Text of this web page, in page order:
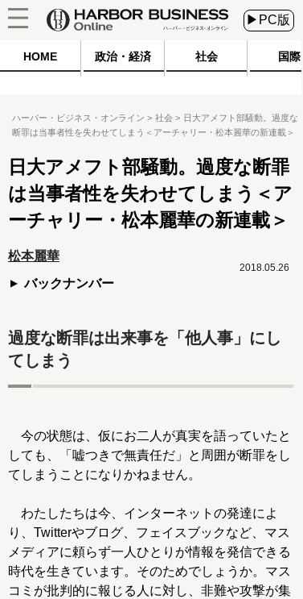
▶PC版
HOME 政治・経済 社会 国際
ハーバー・ビジネス・オンライン 社会
日大アメフト部騒動。過度な
断罪は当事者性を失わせてしまう＜アーチャリー・松本麗華の新連載＞
日大アメフト部騒動。過度な断罪
は当事者性を失わせてしまう＜ア
ーチャリー・松本麗華の新連載＞
松本麗華
バックナンバー
2018.05.26
過度な断罪は出来事を「他人事」にし
てしまう
今の状態は、仮にお二人が真実を語っていたと
しても、「嘘つきで無責任だ」と周囲が断罪をし
てしまうことになりかねません。
わたしたちは今、インターネットの発達によ
り、Twitterやブログ、フェイスブックなど、マス
メディアに頼らず一人ひとりが情報を発信できる
時代を生きています。そのためでしょうか。マス
コミが批判的に報じる人に対し、非難や攻撃が集